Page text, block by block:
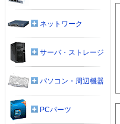
ネットワーク
サーバ・ストレージ
パソコン・周辺機器
PCパーツ